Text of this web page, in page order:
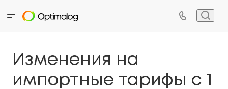
Изменения на
импортные тарифы с 1